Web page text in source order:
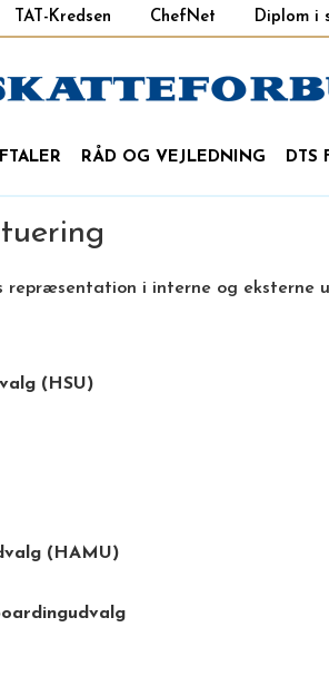
TAT-Kredsen ChefNet Diplom i
RÅD OG VEJLEDNING DTS
i interne og eksterne
(HSU)
(HAMU)